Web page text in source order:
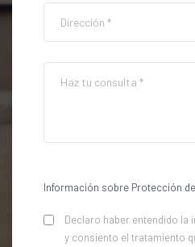
Información sobre Protección
Declaro haber entendido la
y consiento el tratamiento